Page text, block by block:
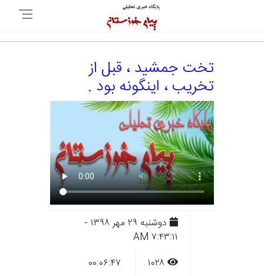
تخت جمشید ، قبل از
تخریب ، اینگونه بود .
دوشنبه ۲۹ مهر ۱۳۹۸ -
۷:۴۳:۱۱ AM